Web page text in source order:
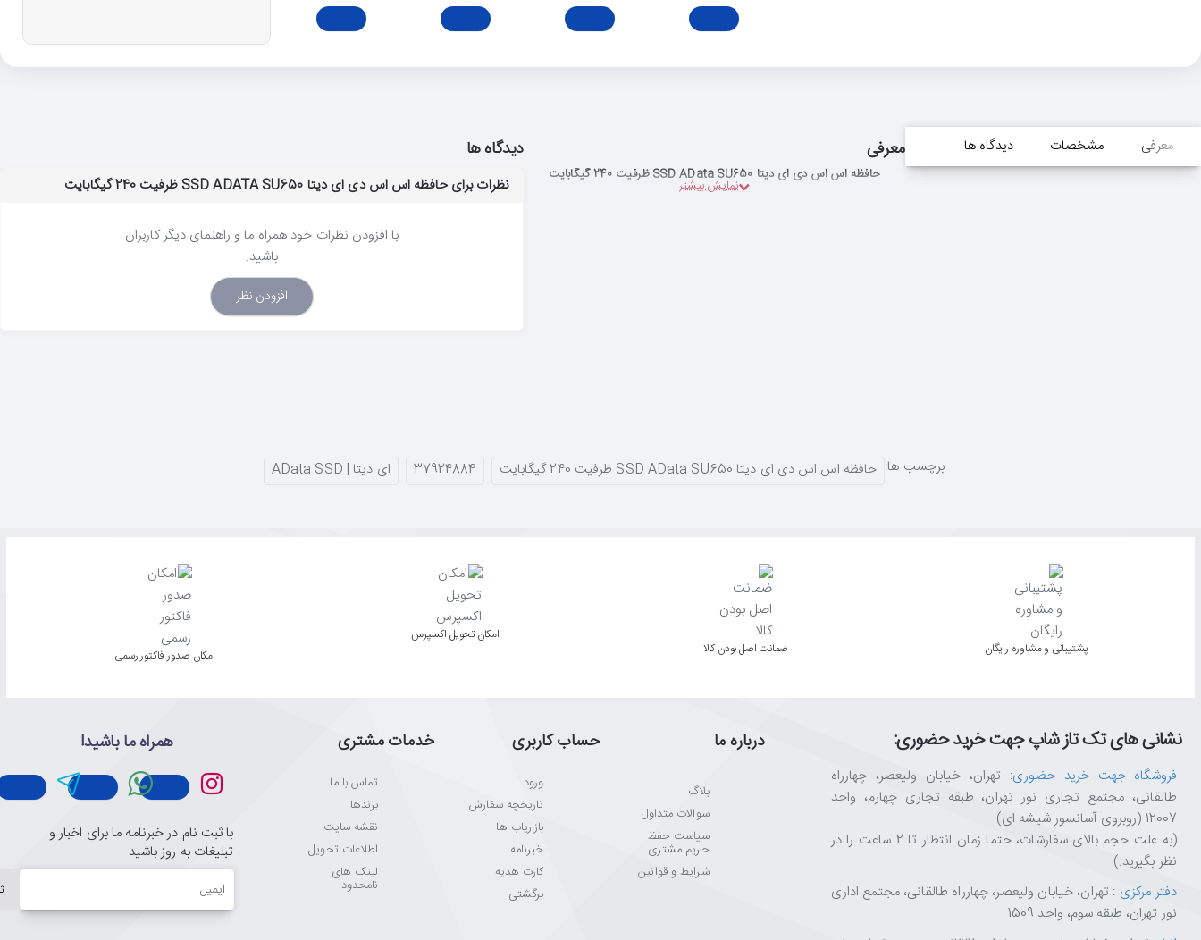
معرفی مشخصات دیدگاه ها معرفی
حافظه اس اس دی ای دیتا SSD AData SU650 ظرفیت 240 گیگابایت
دیدگاه ها
نظرات برای حافظه اس اس دی ای دیتا SSD ADATA SU650 ظرفیت 240 گیگابایت
با افزودن نظرات خود همراه ما و راهنمای دیگر کاربران
باشید.
افزودن نظر
برچسب ها: حافظه اس اس دی ای دیتا SSD AData SU650 ظرفیت 240 گیگابایت 37924884 ای دیتا | AData SSD
پشتیبانی و مشاوره رایگان ﺿﻤﺎﻧﺖ اﺻﻞ ﺑﻮدن ﮐﺎﻟﺎ
اﻣﮑﺎن ﺗﺤﻮﯾﻞ اﮐﺴﭙﺮس
امکان صدور فاکتور رسمی
نشانی های تک تاز شاپ جهت خرید حضوری:
فروشگاه جهت خرید حضوری: تهران، خیابان ولیعصر، چهارراه
طالقانی، مجتمع تجاری نور تهران، طبقه تجاری چهارم، واحد
12007 (روبروی آسانسور شیشه ای)
(به علت حجم بالای سفارشات، حتما زمان انتظار تا 2 ساعت را در
نظر بگیرید.)
دفتر مرکزی : تهران، خیابان ولیعصر، چهارراه طالقانی، مجتمع اداری
نور تهران، طبقه سوم، واحد 1509
درباره ما
بلاگ
سوالات متداول
سیاست حفظ
حریم مشتری
شرایط و قوانین
حساب کاربری
ورود
تاریخچه سفارش
بازاریاب ها
خبرنامه
کارت هدیه
برگشتی
خدمات مشتری
تماس با ما
برندها
نقشه سایت
اطلاعات تحویل
لینک های
نامحدود
همراه ما باشید!
با ثبت نام در خبرنامه ما برای اخبار و
تبلیغات به روز باشید
ایمیل